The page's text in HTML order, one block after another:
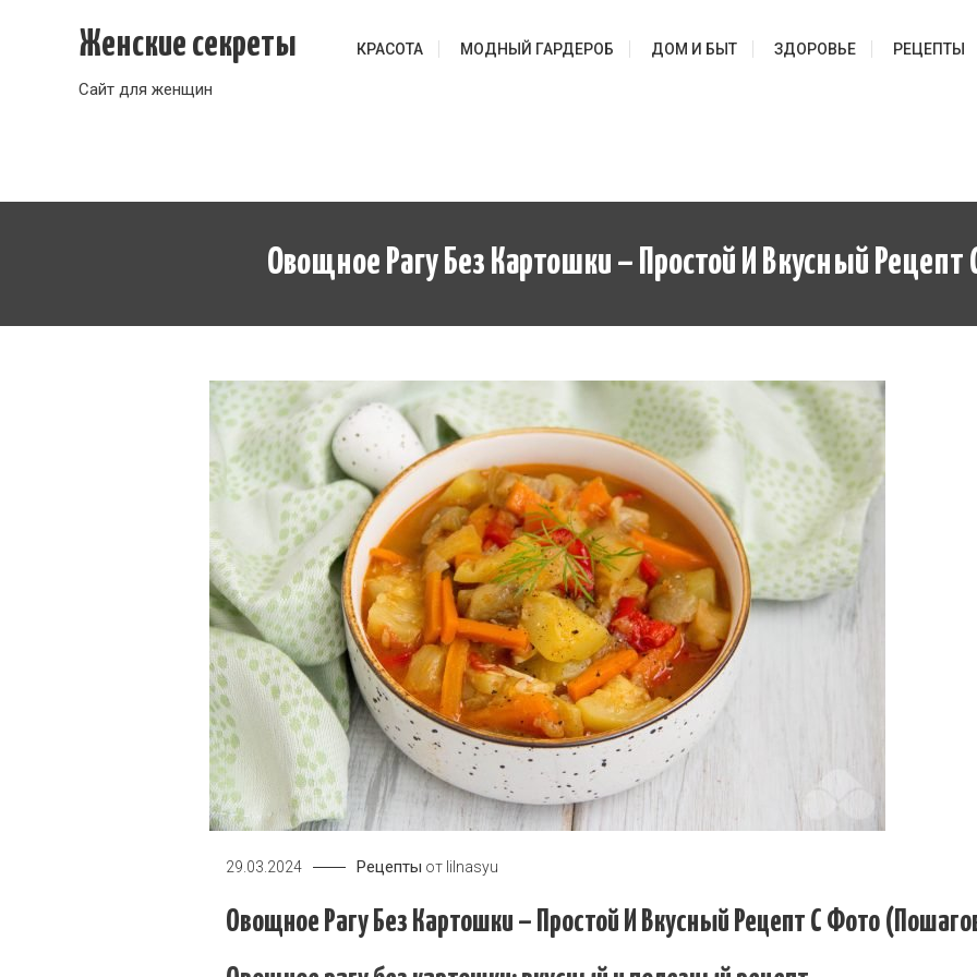
Женские секреты
Сайт для женщин
КРАСОТА МОДНЫЙ ГАРДЕРОБ ДОМ И БЫТ ЗДОРОВЬЕ РЕЦЕПТЫ
Овощное Рагу Без Картошки – Простой И Вкусный
29.03.2024 Рецепты от lilnasyu
Овощное Рагу Без Картошки – Простой И Вкусный Рецепт С Фото